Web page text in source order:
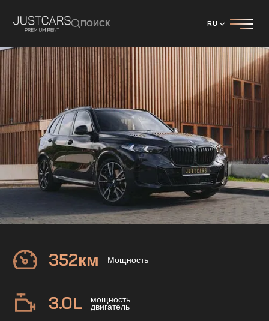
ПОИСК RU
BMW
X5 xDrive40d M Sport
352км Мощность
3.0L мощность
двигатель